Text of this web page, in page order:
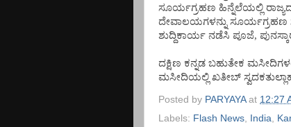
ಸೂರ್ಯಗ್ರಹಣ ಹಿನ್ನೆಲೆಯಲ್ಲಿ
ದೇವಾಲಯಗಳನ್ನು ಸೂರ್ಯಗ್ರಹಣ
ಶುದ್ದಿಕಾರ್ಯ ನಡೆಸಿ ಪೂಜೆ,
ದಕ್ಷಿಣ ಕನ್ನಡ ಬಹುತೇಕ
ಮಸೀದಿಯಲ್ಲಿ ಖತೀಬ್
Posted by PARYAYA at 12:27
Labels: Flash News, India,